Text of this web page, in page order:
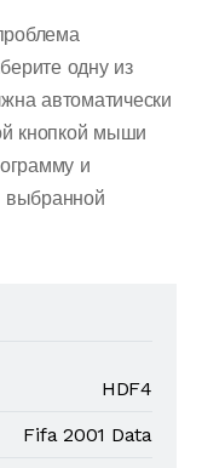
одну из
автоматически
кнопкой мыши
и
выбранной
HDF4
Fifa 2001 Data